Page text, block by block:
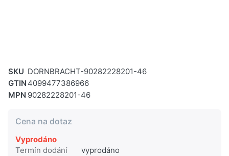
SKU DORNBRACHT-90282228201-46
GTIN 4099477386966
MPN 90282228201-46
Cena na dotaz
Vyprodáno
Termín dodání
vyprodáno